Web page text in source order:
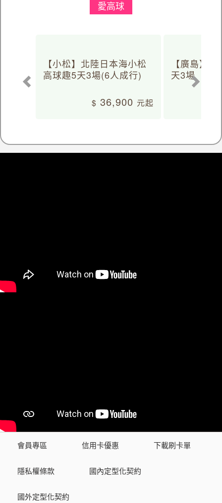
愛高球
【小松】北陸日本海小松
高球趣5天3場(6人成行)
36,900
【廣島】
天3場
會員專區 信用卡優惠 下載刷卡單
隱私權條款 國內定型化契約
國外定型化契約